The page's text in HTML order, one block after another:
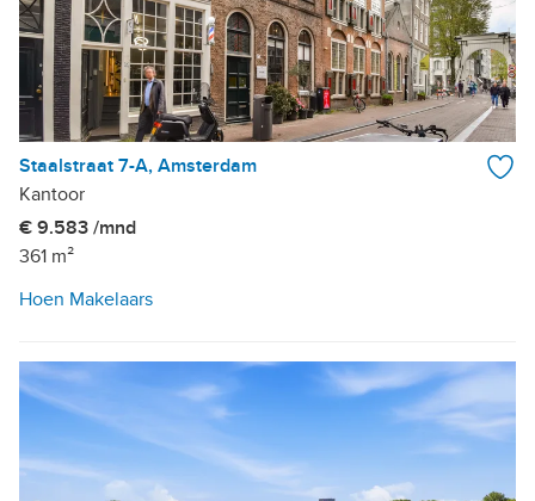
Staalstraat 7-A, Amsterdam
Kantoor
€ 9.583 /mnd
361 m²
Hoen Makelaars